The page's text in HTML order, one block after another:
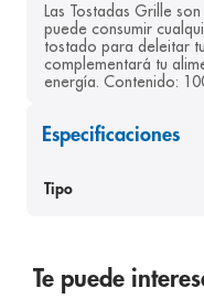
Las Tostadas Grille
puede consumir
tostado para deleitar
complementará tu
energía. Contenido:
Especificaciones
Tipo
Te puede
8. pediasure
9. panolini
10. prueba embarazo